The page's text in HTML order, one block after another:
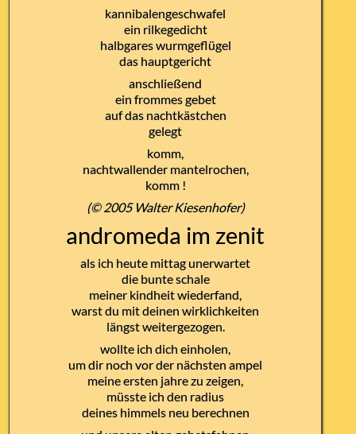
kannibalengeschwafel
ein rilkegedicht
halbgares wurmgeflügel
das hauptgericht
anschließend
ein frommes gebet
auf das nachtkästchen
gelegt
komm,
nachtwallender mantelrochen,
komm !
(© 2005 Walter Kiesenhofer)
andromeda im zenit
als ich heute mittag unerwartet
die bunte schale
meiner kindheit wiederfand,
warst du mit deinen wirklichkeiten
längst weitergezogen.
wollte ich dich einholen,
um dir noch vor der nächsten ampel
meine ersten jahre zu zeigen,
müsste ich den radius
deines himmels neu berechnen